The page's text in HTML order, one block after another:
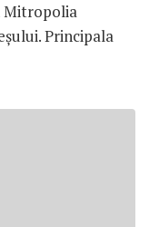
Mitropolia
Principala